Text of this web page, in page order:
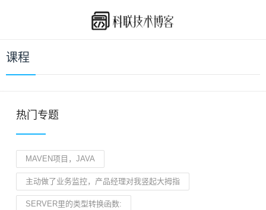
课程
热门专题
MAVEN项目，JAVA
主动做了业务监控，产品经理对我竖起大拇指
SERVER里的类型转换函数: